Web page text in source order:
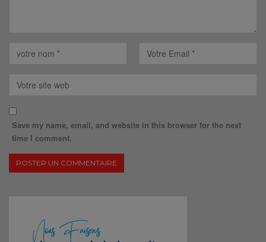
Save my name, email, and website in this browser for the next
time I comment.